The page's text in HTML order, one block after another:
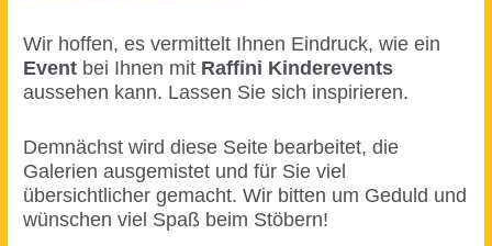
Wir hoffen, es vermittelt Ihnen Eindruck, wie ein
Event bei Ihnen mit Raffini Kinderevents
aussehen kann. Lassen Sie sich inspirieren.
Demnächst wird diese Seite bearbeitet, die
Galerien ausgemistet und für Sie viel
übersichtlicher gemacht. Wir bitten um Geduld und
wünschen viel Spaß beim Stöbern!